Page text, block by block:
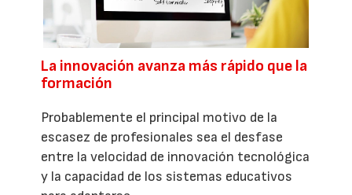
La innovación avanza más rápido que la
formación
Probablemente el principal motivo de la
escasez de profesionales sea el desfase
entre la velocidad de innovación tecnológica
y la capacidad de los sistemas educativos